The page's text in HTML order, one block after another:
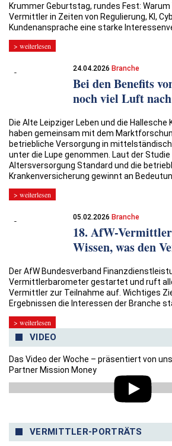
Krummer Geburtstag, rundes Fest:
Vermittler in Zeiten von Regulierung, KI,
Kundenansprache eine starke
> weiterlesen
24.04.2026 Branche
Bei den Benefits
noch viel Luft
Die Alte Leipziger Leben und die Hallesche
haben gemeinsam mit dem
betriebliche Versorgung in
unter die Lupe genommen. Laut der
Altersversorgung Standard und die
Krankenversicherung gewinnt an
> weiterlesen
05.02.2026 Branche
18. AfW-
Wissen, was den
Der AfW Bundesverband
Vermittlerbarometer gestartet und ruft
Vermittler zur Teilnahme auf. Wichtiges
Ergebnissen die Interessen der Branche
> weiterlesen
VIDEO
Das Video der Woche – präsentiert von
Partner Mission Money
VERMITTLER-PORTRÄTS